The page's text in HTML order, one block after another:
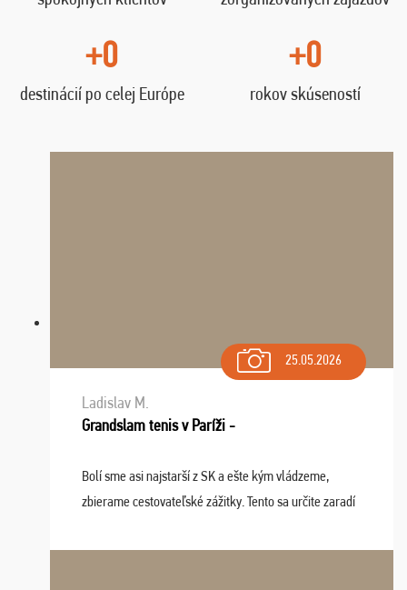
+0
destinácií po celej Európe
+0
rokov skúseností
25.05.2026
Ladislav M.
Grandslam tenis v Paríži -
Bolí sme asi najstarší z SK a ešte kým vládzeme,
zbierame cestovateľské zážitky. Tento sa určite zaradí
osudu - pohodový šefík Meďo, dobrá parti ...